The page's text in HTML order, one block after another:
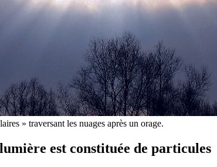
» traversant les nuages après un orage.
est constituée de particules